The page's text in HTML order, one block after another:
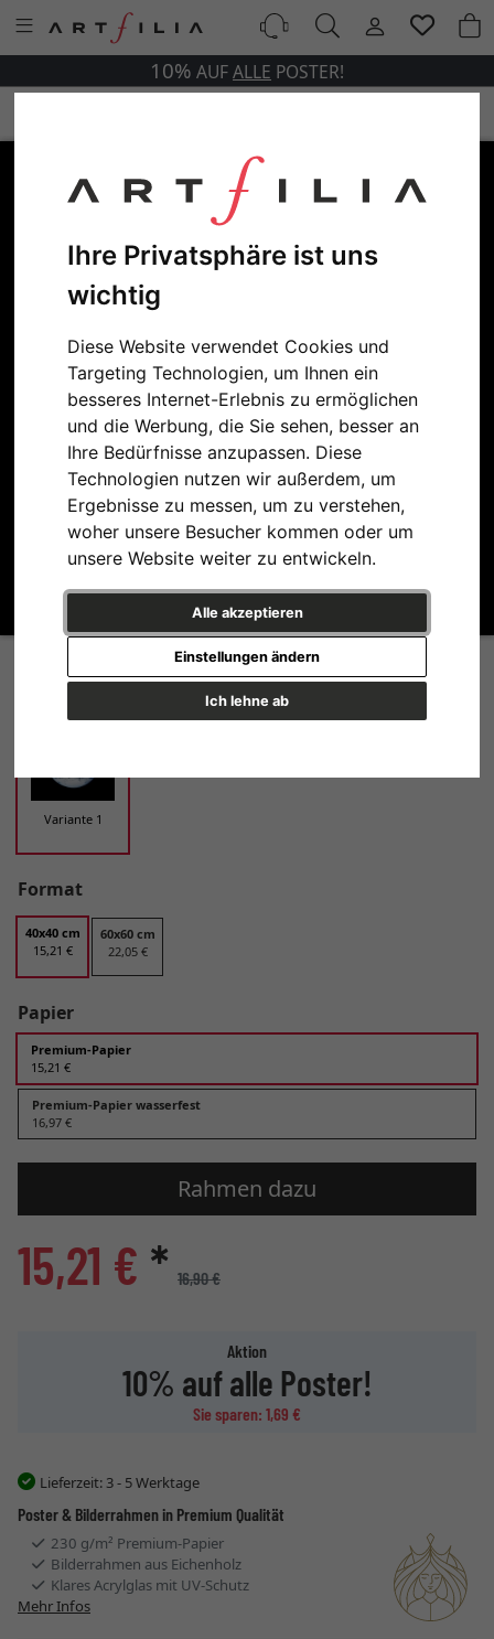
Ihre Privatsphäre ist uns
wichtig
Diese Website verwendet Cookies und
Targeting Technologien, um Ihnen ein
besseres Internet-Erlebnis zu ermöglichen
und die Werbung, die Sie sehen, besser an
Ihre Bedürfnisse anzupassen. Diese
Technologien nutzen wir außerdem, um
Ergebnisse zu messen, um zu verstehen,
woher unsere Besucher kommen oder um
unsere Website weiter zu entwickeln.
Alle akzeptieren
Ich lehne ab
Einstellungen ändern
10% AUFALLE POSTER!
Image of the Earth from Space Variante 1 | 40x40 cm | Premium-Papier
Design
Variante 1
Format
40x40 cm
15,21 €
60x60 cm
22,05 €
Papier
Premium-Papier
15,21 €
Premium-Papier wasserfest
16,97 €
Rahmen dazu
15,21 € * 16,90 €
Aktion
10% auf alle Poster!
Sie sparen: 1,69 €
Lieferzeit: 3 - 5 Werktage
Poster & Bilderrahmen in Premium Qualität
230 g/m² Premium-Papier
Bilderrahmen aus Eichenholz
Klares Acrylglas mit UV-Schutz
Mehr Infos